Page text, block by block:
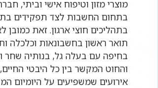
מוצרי מזון וטיפוח אישי וביתי,
תואר ראשון בחשבונאות וכלכלה
בחיפה עם בעלה גל, בנותיה שחר
והחוט המקשר בין כל היבטי
אירועים שמשפיעים על היומיום